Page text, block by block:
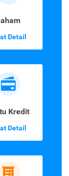
Detail
Kredit
Detail